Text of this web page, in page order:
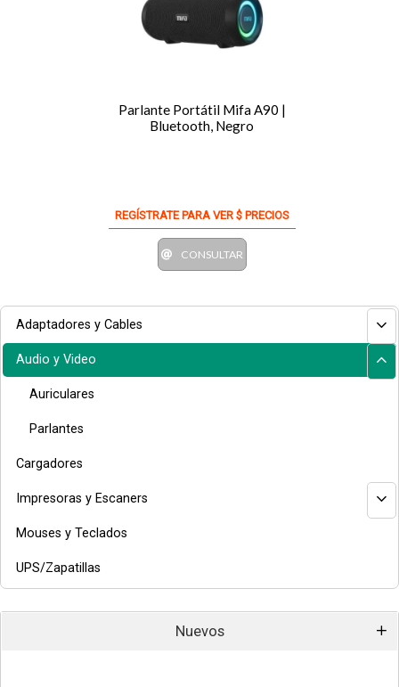
Adaptadores y Cables
Audio y Video
Auriculares
Parlantes
Cargadores
Impresoras y Escaners
Mouses y Teclados
UPS/Zapatillas
Nuevos
Parlante Portátil Mifa A90 |
Bluetooth, Negro
REGÍSTRATE PARA VER $ PRECIOS
CONSULTAR